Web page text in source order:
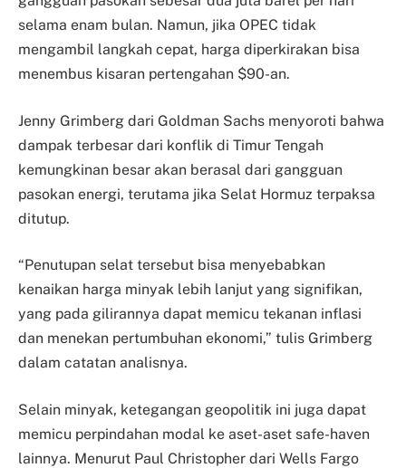
selama enam bulan. Namun, jika OPEC tidak
mengambil langkah cepat, harga diperkirakan bisa
menembus kisaran pertengahan $90-an.
Jenny Grimberg dari Goldman Sachs menyoroti bahwa
dampak terbesar dari konflik di Timur Tengah
kemungkinan besar akan berasal dari gangguan
pasokan energi, terutama jika Selat Hormuz terpaksa
ditutup.
“Penutupan selat tersebut bisa menyebabkan
kenaikan harga minyak lebih lanjut yang signifikan,
yang pada gilirannya dapat memicu tekanan inflasi
dan menekan pertumbuhan ekonomi,” tulis Grimberg
dalam catatan analisnya.
Selain minyak, ketegangan geopolitik ini juga dapat
memicu perpindahan modal ke aset-aset safe-haven
lainnya. Menurut Paul Christopher dari Wells Fargo